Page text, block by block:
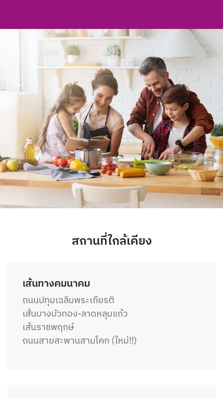
สถานที่ใกล้เคียง
เส้นทางคมนาคม
ถนนปทุมเฉลิมพระเกียรติ
เส้นบางบัวทอง-ลาดหลุมแก้ว
เส้นราชพฤกษ์
ถนนสายสะพานสามโคก (ใหม่!!)